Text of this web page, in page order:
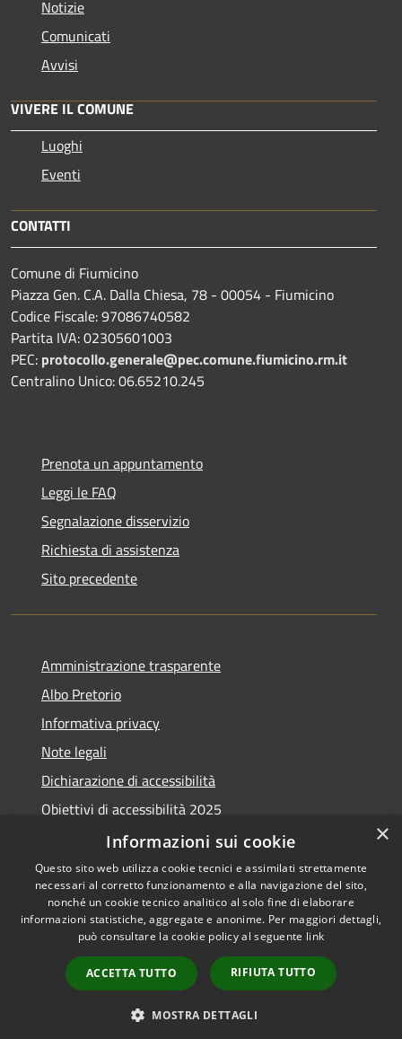
Notizie
Comunicati
Avvisi
VIVERE IL COMUNE
Luoghi
Eventi
CONTATTI
Comune di Fiumicino
Piazza Gen. C.A. Dalla Chiesa, 78 - 00054 - Fiumicino
Codice Fiscale: 97086740582
Partita IVA: 02305601003
PEC: protocollo.generale@pec.comune.fiumicino.rm.it
Centralino Unico: 06.65210.245
Prenota un appuntamento
Leggi le FAQ
Segnalazione disservizio
Richiesta di assistenza
Sito precedente
Amministrazione trasparente
Albo Pretorio
Informativa privacy
Note legali
Dichiarazione di accessibilità
Obiettivi di accessibilità 2025
Meccanismo di feedback
RSS
Accessibilità
Copyright © 2026 • Comune di
Municipium•
Accesso
redazione
×
Informazioni sui cookie
Questo sito web utilizza cookie tecnici e assimilati strettamente
necessari al corretto funzionamento e alla navigazione del sito,
nonché un cookie tecnico analitico al solo fine di elaborare
informazioni statistiche, aggregate e anonime. Per maggiori dettagli,
può consultare la cookie policy al seguente link
ACCETTA TUTTO RIFIUTA TUTTO
MOSTRA DETTAGLI